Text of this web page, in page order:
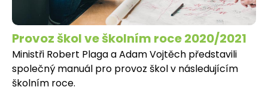
Provoz škol ve školním roce 2020/2021
Ministři Robert Plaga a Adam Vojtěch představili
společný manuál pro provoz škol v následujícím
školním roce.